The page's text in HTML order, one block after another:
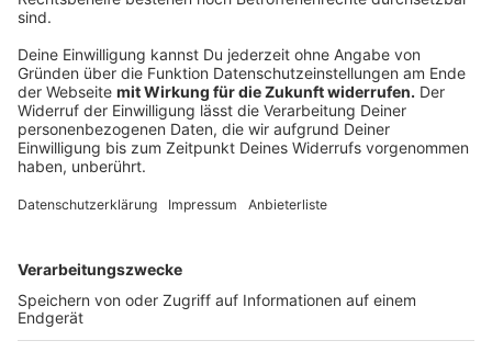
Fortuna für Alle
Anzeige
Folge uns für mehr News & Updates:
Anzeige
Instagram| Facebook|WhatsApp-Kanal
Anzeige